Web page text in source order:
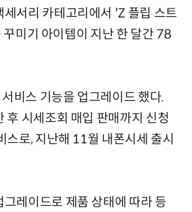
세서리 카테고리에서 'Z 플립 스트
미기 아이템이 지난 한 달간 78
비스 기능을 업그레이드 했다.
후 시세조회 매입 판매까지 신청
스로, 지난해 11월 내폰시세 출시
레이드로 제품 상태에 따라 등